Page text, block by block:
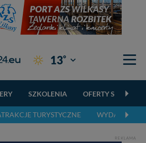
13° Giżycko
SZKOLENIA OFERTY
TURYSTYCZNE WYDARZENIA
REKLAMA